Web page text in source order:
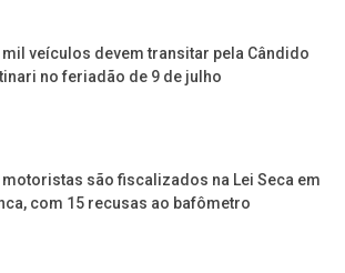
mil veículos devem transitar pela Cândido
no feriadão de 9 de julho
motoristas são fiscalizados na Lei Seca em
com 15 recusas ao bafômetro